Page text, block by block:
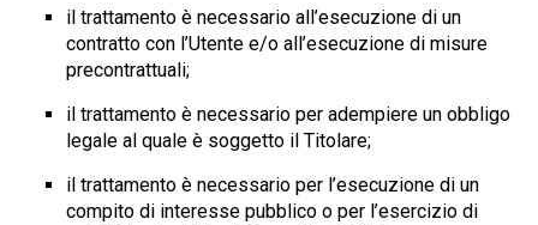
il trattamento è necessario all’esecuzione di un
contratto con l’Utente e/o all’esecuzione di misure
precontrattuali;
il trattamento è necessario per adempiere un obbligo
legale al quale è soggetto il Titolare;
il trattamento è necessario per l’esecuzione di un
compito di interesse pubblico o per l’esercizio di